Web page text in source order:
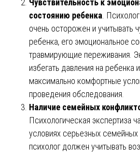
Чувствительность к
состоянию ребенка .
очень осторожен и учитывать
ребенка, его эмоциональное
травмирующие переживания.
избегать давления на ребенка
максимально комфортные
проведения обследования.
Наличие семейных
Психологическая экспертиза
условиях серьезных семейных
психолог должен учитывать